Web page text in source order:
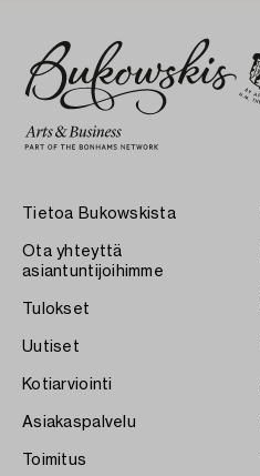
Tietoa Bukowskista
Ota yhteyttä
asiantuntijoihimme
Tulokset
Uutiset
Kotiarviointi
Asiakaspalvelu
Toimitus